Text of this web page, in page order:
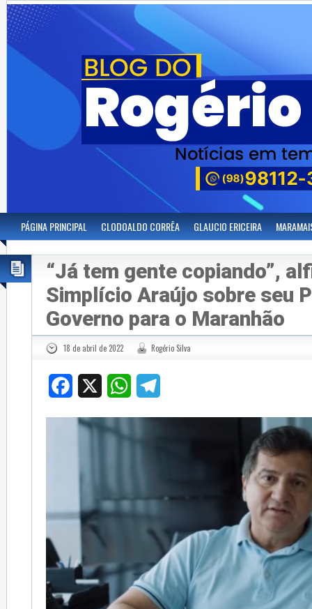
PÁGINA PRINCIPAL CLODOALDO CORRÊA GLAUCIO ERICEIRA
“Já tem gente copiando”,
Simplício Araújo sobre seu
Governo para o Maranhão
18 de abril de 2022 Rogério Silva
Facebook WhatsApp